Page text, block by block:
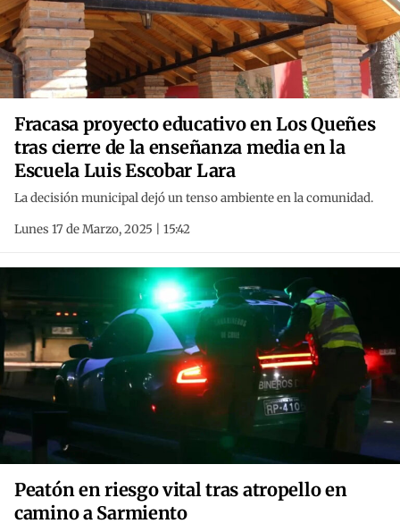
Fracasa proyecto educativo en Los Queñes
tras cierre de la enseñanza media en la
Escuela Luis Escobar Lara
La decisión municipal dejó un tenso ambiente en la comunidad.
Lunes 17 de Marzo, 2025 | 15:42
Peatón en riesgo vital tras atropello en
camino a Sarmiento